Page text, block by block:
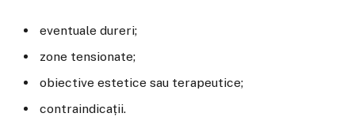
eventuale dureri;
zone tensionate;
obiective estetice sau terapeutice;
contraindicații.